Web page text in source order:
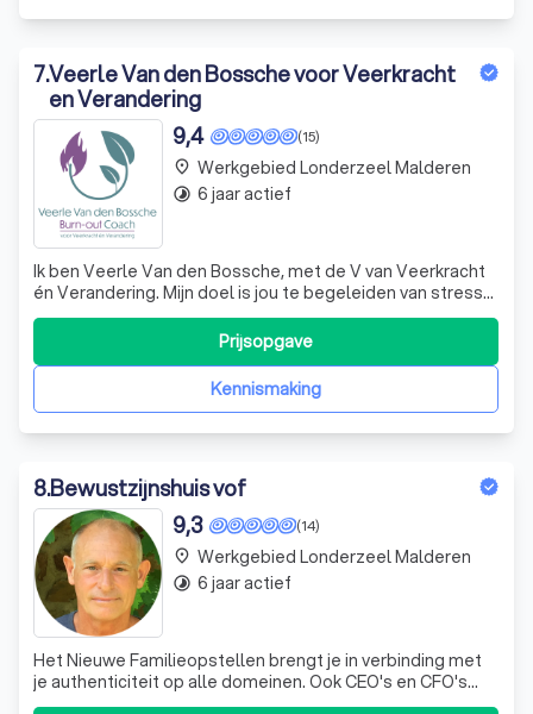
7.Veerle Van den Bossche voor Veerkracht
en Verandering
(15)
9,4
Ik ben Veerle Van den Bossche, met de V van Veerkracht
én Verandering. Mijn doel is jou te begeleiden van stress
en burn-out naar Veerkrachtig in het leven te staan.
Daarvoor is Verandering nodig.
Kennismaking
Prijsopgave
place Werkgebied Londerzeel Malderen
timelapse 6 jaar actief
8.Bewustzijnshuis vof
(14)
9,3
Het Nieuwe Familieopstellen brengt je in verbinding met
je authenticiteit op alle domeinen. Ook CEO's en CFO's
psychologen artsen komen naar Bewustzijnshuis.
place Werkgebied Londerzeel Malderen
timelapse 6 jaar actief